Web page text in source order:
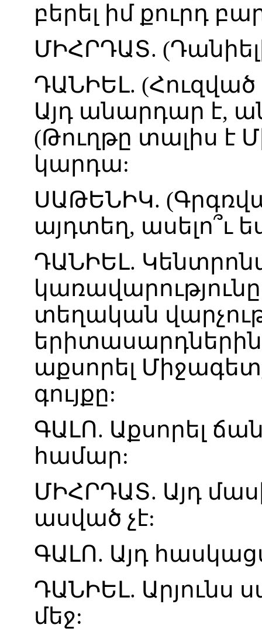
բերել իմ քուրդ
ՄԻՀՐԴԱՏ. (
ԴԱՆԻԵԼ. (Հուզված
Այդ անարդար է,
(Թուղթը տալիս է
կարդա:
ՍԱԹԵՆԻԿ. (
այդտեղ, ասելո՞ւ
ԴԱՆԻԵԼ.
կառավարությունը
տեղական
երիտասարդներին
աքսորել
գույքը:
ԳԱԼՈ. Աքսորել
համար:
ՄԻՀՐԴԱՏ. Այդ
ասված չէ:
ԳԱԼՈ. Այդ
ԴԱՆԻԵԼ. Արյունս
մեջ: